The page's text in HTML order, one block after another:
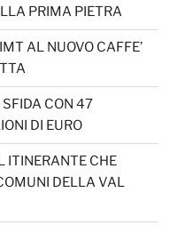
PRIMA PIETRA
AL NUOVO CAFFE’
CON 47
DI EURO
ITINERANTE CHE
DELLA VAL